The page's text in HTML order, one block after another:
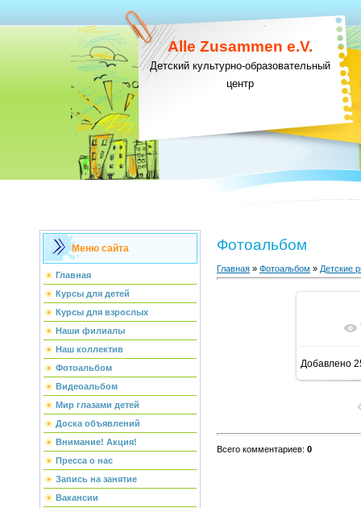
Alle Zusammen e.V.
Детский культурно-образовательный
центр
Меню сайта
Главная
Курсы для детей
Курсы для взрослых
Наши филиалы
Наш коллектив
Фотоальбом
Видеоальбом
Мир глазами детей
Доска объявлений
Внимание! Акция!
Пресса о нас
Запись на занятие
Вакансии
Фотоальбом
Главная » Фотоальбом » Детские
В
Добавлено
Всего комментариев: 0